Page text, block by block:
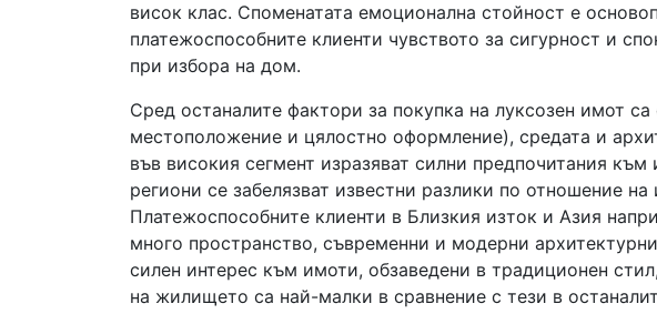
висок клас. Споменатата емоционална стойност е
платежоспособните клиенти чувството за сигурност и
при избора на дом.
Сред останалите фактори за покупка на луксозен имот
местоположение и цялостно оформление), средата и
във високия сегмент изразяват силни предпочитания
региони се забелязват известни разлики по отношение на
Платежоспособните клиенти в Близкия изток и Азия
много пространство, съвременни и модерни
силен интерес към имоти, обзаведени в традиционен
на жилището са най-малки в сравнение с тези в